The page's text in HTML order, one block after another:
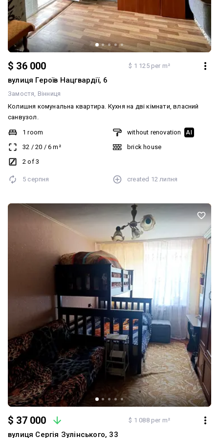
$ 36 000 $ 1 125 per m²
вулиця Героїв Нацгвардії, 6
Замостя Вінниця
Колишня комунальна квартира. Кухня на дві кімнати, власний
санвузол.
1 room
32 / 20 / 6 m²
2 of 3
without renovation AI
brick house
5 серпня created 12 липня
$ 37 000 $ 1 088 per m²
вулиця Сергія Зулінського, 33